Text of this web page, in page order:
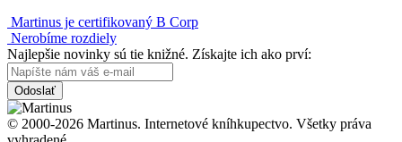
Martinus je certifikovaný B Corp
Nerobíme rozdiely
Najlepšie novinky sú tie knižné. Získajte ich ako prví:
Odoslať
© 2000-2026 Martinus. Internetové kníhkupectvo. Všetky práva